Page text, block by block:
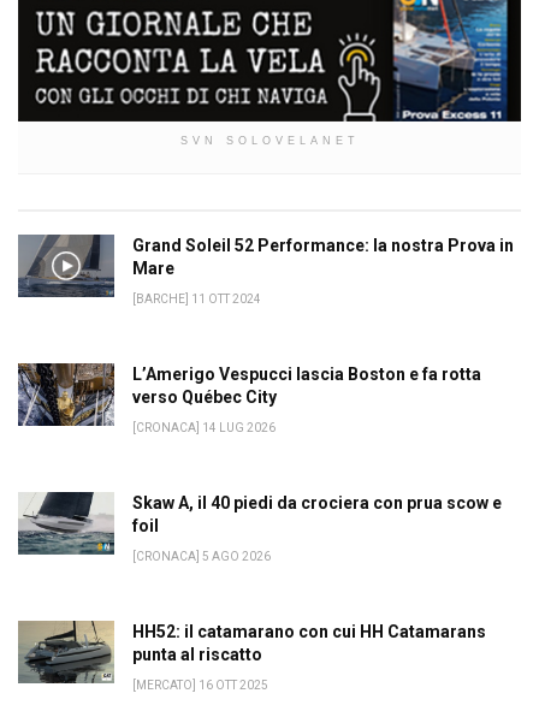
SVN SOLOVELANET
Grand Soleil 52 Performance: la nostra Prova in
Mare
[BARCHE] 11 OTT 2024
L’Amerigo Vespucci lascia Boston e fa rotta
verso Québec City
[CRONACA] 14 LUG 2026
Skaw A, il 40 piedi da crociera con prua scow e
foil
[CRONACA] 5 AGO 2026
HH52: il catamarano con cui HH Catamarans
punta al riscatto
[MERCATO] 16 OTT 2025